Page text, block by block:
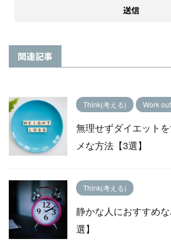
関連記事
Think(考える) Work
無理せずダイエット
メな方法【3選】
Think(考える)
静かな人におすすめ
選】